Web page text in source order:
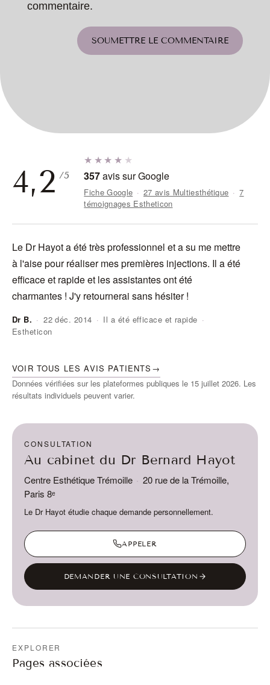
commentaire.
SOUMETTRE LE COMMENTAIRE
4,2 /5
★★★★ ★
357avis sur Google
Fiche Google · 27 avis Multiesthétique · 7
témoignages Estheticon
Le Dr Hayot a été très professionnel et a su me mettre
à l'aise pour réaliser mes premières injections. Il a été
efficace et rapide et les assistantes ont été
charmantes ! J'y retournerai sans hésiter !
Dr B. · 22 déc. 2014 · Il a été efficace et rapide ·
Estheticon
VOIR TOUS LES AVIS PATIENTS →
Données vérifiées sur les plateformes publiques le 15 juillet 2026. Les
résultats individuels peuvent varier.
CONSULTATION
Au cabinet du Dr Bernard Hayot
Centre Esthétique Trémoille · 20 rue de la Trémoille,
Paris 8ᵉ
Le Dr Hayot étudie chaque demande personnellement.
APPELER
DEMANDER UNE CONSULTATION
EXPLORER
Pages associées